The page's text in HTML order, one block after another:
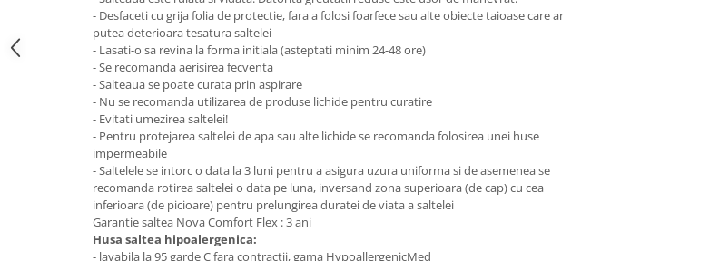
Suport pentru umerase
Etajere
Mobilier gradinita
Mese gradinita
Scaune gradinita
Set mese si scaune gradinita
Mobilier copii
Mobila camera copii
Scaune birou pentru copii
- Desfaceti cu grija folia de protectie, fara a folosi foarfece sau alte obiecte taioase care ar
putea deterioara tesatura saltelei
- Lasati-o sa revina la forma initiala (asteptati minim 24-48 ore)
- Se recomanda aerisirea fecventa
- Salteaua se poate curata prin aspirare
- Nu se recomanda utilizarea de produse lichide pentru curatire
- Evitati umezirea saltelei!
- Pentru protejarea saltelei de apa sau alte lichide se recomanda folosirea unei huse
impermeabile
- Saltelele se intorc o data la 3 luni pentru a asigura uzura uniforma si de asemenea se
recomanda rotirea saltelei o data pe luna, inversand zona superioara (de cap) cu cea
inferioara (de picioare) pentru prelungirea duratei de viata a saltelei
Garantie saltea Nova Comfort Flex : 3 ani
Husa saltea hipoalergenica:
- lavabila la 95 garde C fara contractii, gama HypoallergenicMed